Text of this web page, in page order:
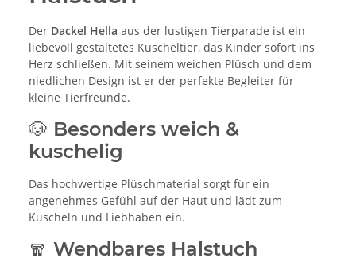
Der Dackel Hella aus der lustigen Tierparade ist ein
liebevoll gestaltetes Kuscheltier, das Kinder sofort ins
Herz schließen. Mit seinem weichen Plüsch und dem
niedlichen Design ist er der perfekte Begleiter für
kleine Tierfreunde.
🐶 Besonders weich &
kuschelig
Das hochwertige Plüschmaterial sorgt für ein
angenehmes Gefühl auf der Haut und lädt zum
Kuscheln und Liebhaben ein.
🧣 Wendbares Halstuch